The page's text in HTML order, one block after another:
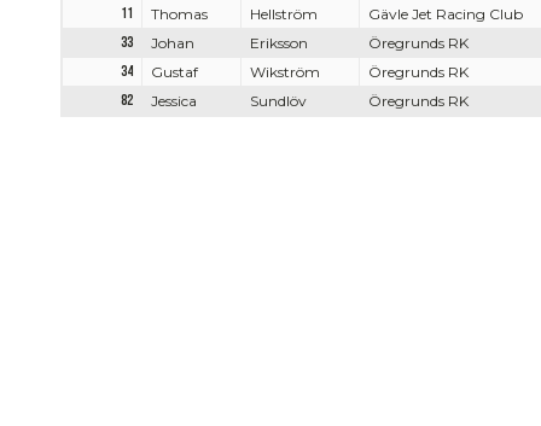
11 Thomas Hellström
Gävle Jet Racing Club
33
Johan Eriksson
Öregrunds RK
34
Gustaf Wikström
Öregrunds RK
82
Jessica Sundlöv Öregrunds RK